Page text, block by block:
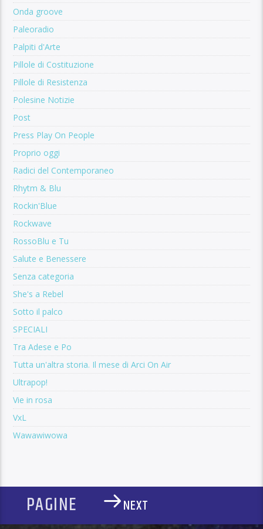
Onda groove
Paleoradio
Palpiti d'Arte
Pillole di Costituzione
Pillole di Resistenza
Polesine Notizie
Post
Press Play On People
Proprio oggi
Radici del Contemporaneo
Rhytm & Blu
Rockin'Blue
Rockwave
RossoBlu e Tu
Salute e Benessere
Senza categoria
She's a Rebel
Sotto il palco
SPECIALI
Tra Adese e Po
Tutta un'altra storia. Il mese di Arci On Air
Ultrapop!
Vie in rosa
VxL
Wawawiwowa
PAGINE NEXT